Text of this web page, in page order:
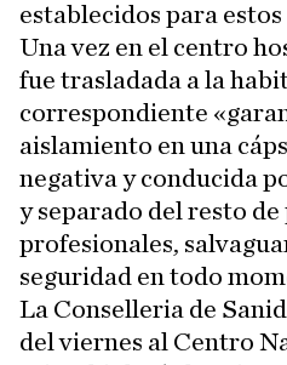
establecidos para estos
Una vez en el centro
fue trasladada a la
correspondiente
aislamiento en una
negativa y conducida
y separado del resto de
profesionales,
seguridad en todo
La Conselleria de
del viernes al Centro